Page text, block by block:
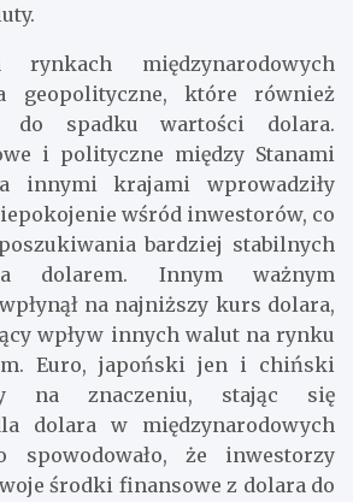
rynkach międzynarodowych
geopolityczne, które również
do spadku wartości dolara.
i polityczne między Stanami
innymi krajami wprowadziły
wśród inwestorów, co
bardziej stabilnych
dolarem. Innym ważnym
na najniższy kurs dolara,
wpływ innych walut na rynku
Euro, japoński jen i chiński
na znaczeniu, stając się
dolara w międzynarodowych
spowodowało, że inwestorzy
środki finansowe z dolara do